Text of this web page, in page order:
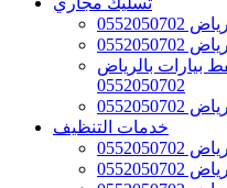
بالرياض
0552050702
خدمات التنظيف